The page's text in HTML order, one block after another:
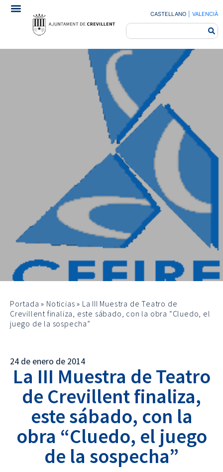
CASTELLANO VALENCIÀ
Portada » Noticias » La III Muestra de Teatro de
Crevillent finaliza, este sábado, con la obra “Cluedo, el
juego de la sospecha”
24 de enero de 2014
La III Muestra de Teatro
de Crevillent finaliza,
este sábado, con la
obra “Cluedo, el juego
de la sospecha”